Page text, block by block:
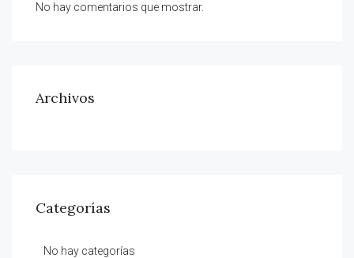
No hay comentarios que mostrar.
Archivos
Categorías
No hay categorías